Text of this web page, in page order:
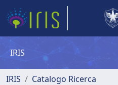
IRIS
IRIS
Catalogo Ricerca